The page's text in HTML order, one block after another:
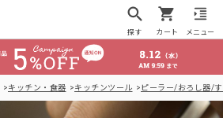
探す カート メニュー
キッチン・食器 キッチンツール ピーラー/おろし器/